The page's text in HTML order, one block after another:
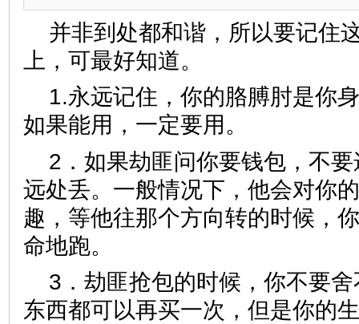
并非到处都和谐，所以要记住
上，可最好知道。
1.永远记住，你的胳膊肘是你
如果能用，一定要用。
2．如果劫匪问你要钱包，不
远处丢。一般情况下，他会对你
趣，等他往那个方向转的时候，
命地跑。
3．劫匪抢包的时候，你不要
东西都可以再买一次，但是你的